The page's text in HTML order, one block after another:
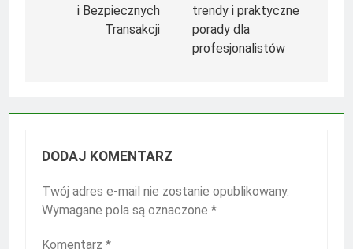
i Bezpiecznych
Transakcji
trendy i praktyczne
porady dla
profesjonalistów
DODAJ KOMENTARZ
Twój adres e-mail nie zostanie opublikowany.
Wymagane pola są oznaczone *
Komentarz *